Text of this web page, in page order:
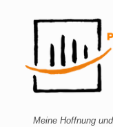
Meine Hoffnung